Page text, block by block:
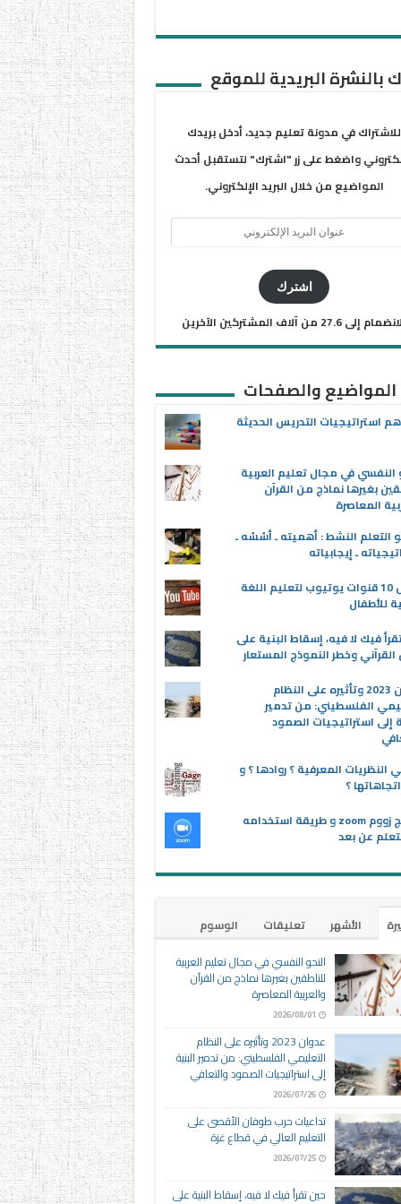
بالنشرة البريدية للموقع
للاشتراك في مدونة تعليم جديد، أدخل بريدك
واضغط على زر "اشترك" لتستقبل أحدث
المواضيع من خلال البريد الإلكتروني.
اشترك
إلى 27.6 من آلاف المشتركين الآخرين
المواضيع والصفحات
استراتيجيات التدريس الحديثة
النفسي في مجال تعليم العربية
بغيرها نماذج من القرآن
المعاصرة
التعلم النشط : أهميته ـ أسُسُه ـ
ـ إيجابياته
أفضل 10 قنوات يوتيوب لتعليم اللغة
للأطفال
فيك لا فيه، إسقاط البنية على
وخطر النموذج المستعار
عدوان 2023 وتأثيره على النظام
الفلسطيني: من تدمير
إلى استراتيجيات الصمود
النظريات المعرفية ؟ روادها ؟ و
؟
برنامج زووم zoom و طريقة استخدامه
عن بعد
الأشهر تعليقات
الوسوم
النحو النفسي في مجال تعليم العربية
للناطقين بغيرها نماذج من القرآن
والعربية المعاصرة
2026/08/01
عدوان 2023 وتأثيره على النظام
التعليمي الفلسطيني: من تدمير البنية
إلى استراتيجيات الصمود والتعافي
2026/07/26
تداعيات حرب طوفان الأقصى على
التعليم العالي في قطاع غزة
2026/07/25
حين تقرأ فيك لا فيه، إسقاط البنية على